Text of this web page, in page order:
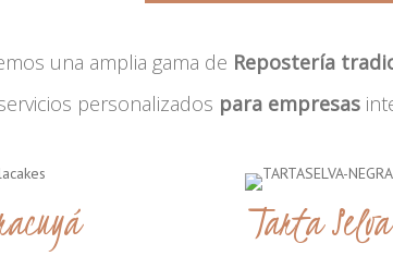
una amplia gama de Repostería
personalizados para empresas
Tarta